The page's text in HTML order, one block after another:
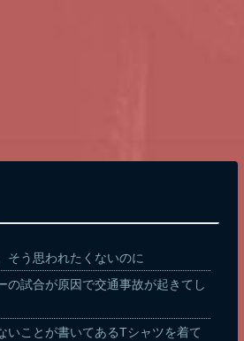
そう思われたくないのに
の試合が原因で交通事故が起きてし
いことが書いてあるTシャツを着て